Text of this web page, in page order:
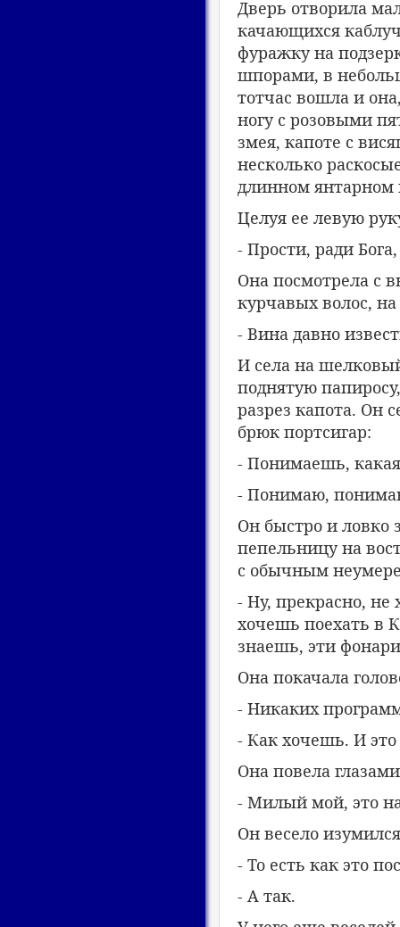
Дверь отворила
качающихся
фуражку на
шпорами, в
тотчас вошла и
ногу с розовыми
змея, капоте с
несколько
длинном
Целуя ее левую
- Прости, ради
Она посмотрела с
курчавых волос,
- Вина давно
И села на
поднятую
разрез капота. Он
брюк портсигар:
- Понимаешь,
- Понимаю,
Он быстро и ловко
пепельницу на
с обычным
- Ну, прекрасно,
хочешь поехать в
знаешь, эти
Она покачала
- Никаких
- Как хочешь. И это
Она повела
- Милый мой, это
Он весело
- То есть как это
- А так.